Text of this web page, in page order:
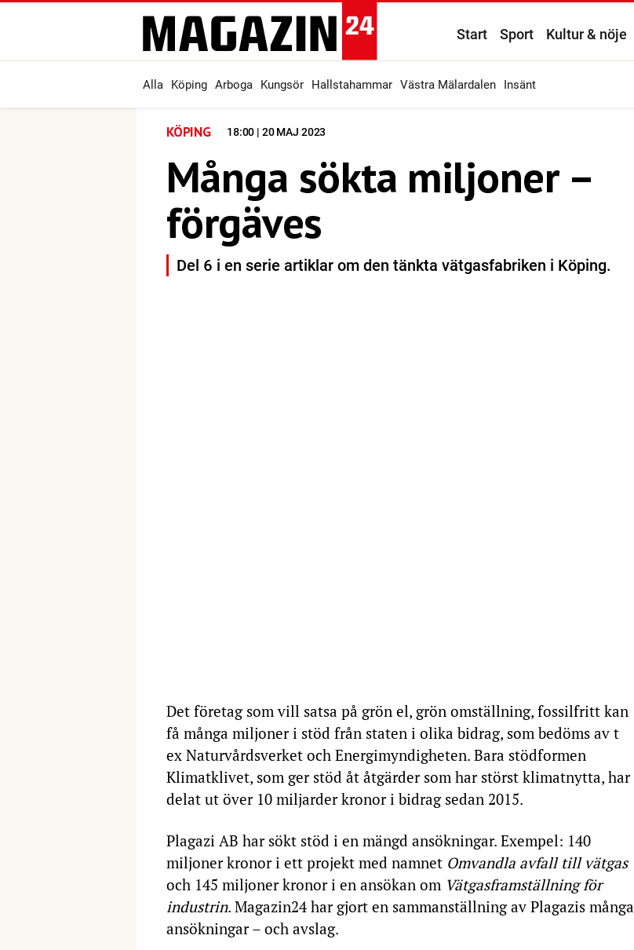
Start Sport Kultur & nöje
Alla Köping Arboga Kungsör Hallstahammar Västra Mälardalen Insänt
KÖPING 18:00 | 20 MAJ 2023
Många sökta miljoner –
förgäves
Del 6 i en serie artiklar om den tänkta vätgasfabriken i Köping.
Det företag som vill satsa på grön el, grön omställning, fossilfritt kan
få många miljoner i stöd från staten i olika bidrag, som bedöms av t
ex Naturvårdsverket och Energimyndigheten. Bara stödformen
Klimatklivet, som ger stöd åt åtgärder som har störst klimatnytta, har
delat ut över 10 miljarder kronor i bidrag sedan 2015.
Plagazi AB har sökt stöd i en mängd ansökningar. Exempel: 140
miljoner kronor i ett projekt med namnet Omvandla avfall till vätgas
och 145 miljoner kronor i en ansökan om Vätgasframställning för
industrin. Magazin24 har gjort en sammanställning av Plagazis många
ansökningar – och avslag.